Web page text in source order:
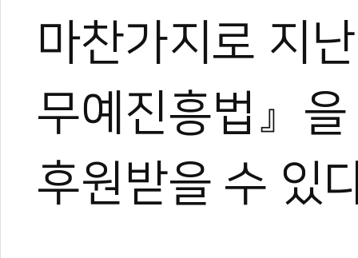
마찬가지로 지
무예진흥법』
후원받을 수 있
0